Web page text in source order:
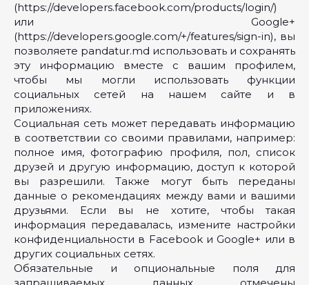
(https://developers.facebook.com/products/login/)
или Google+
(https://developers.google.com/+/features/sign-in), вы
позволяете pandatur.md использовать и сохранять
эту информацию вместе с вашим профилем,
чтобы мы могли использовать функции
социальных сетей на нашем сайте и в
приложениях.
Социальная сеть может передавать информацию
в соответствии со своими правилами, например:
полное имя, фотографию профиля, пол, список
друзей и другую информацию, доступ к которой
вы разрешили. Также могут быть переданы
данные о рекомендациях между вами и вашими
друзьями. Если вы не хотите, чтобы такая
информация передавалась, измените настройки
конфиденциальности в Facebook и Google+ или в
других социальных сетях.
Обязательные и опциональные поля для